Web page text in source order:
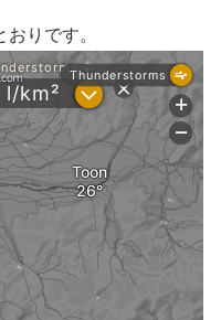
りです。